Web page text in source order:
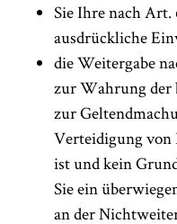
Sie Ihre nach Art.
ausdrückliche
die Weitergabe
zur Wahrung der
zur
Verteidigung von
ist und kein
Sie ein
an der